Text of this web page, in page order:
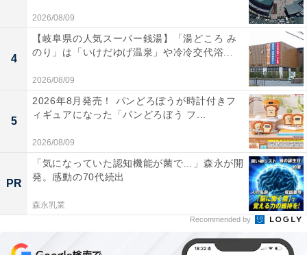
2026/08/09
4
【岐阜県の人気スーパー銭湯】「湯どころ み
のり」は「いけだゆげ温泉」や冷冷交代浴...
2026/08/09
5
2026年8月発売！ パンどろぼうが時計付きフ
ィギュアになった「パンどろぼう フ...
2026/08/09
PR
「気になっていた認知機能が菌で…」森永が開
発。感動の70代続出
森永乳業
Recommended by